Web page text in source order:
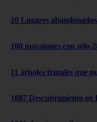
10 Lugares abandonados
100 maratones con sólo
11 árboles frutales que
1887 Descubrimiento en